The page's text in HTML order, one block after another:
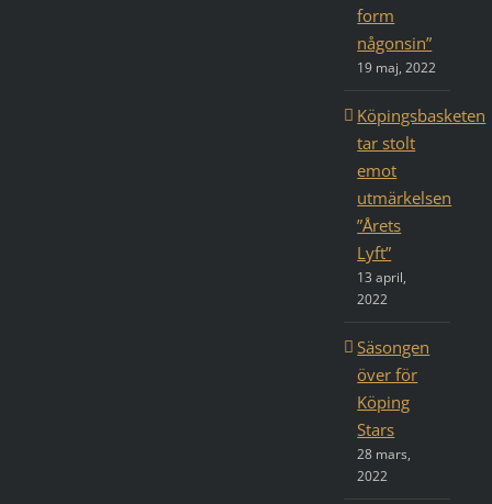
form
någonsin”
19 maj, 2022
Köpingsbasketen
tar stolt
emot
utmärkelsen
”Årets
Lyft”
13 april,
2022
Säsongen
över för
Köping
Stars
28 mars,
2022